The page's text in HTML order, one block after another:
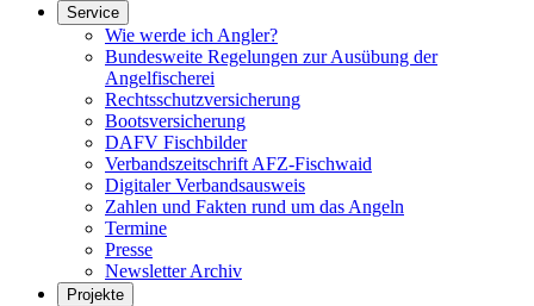
Service
Wie werde ich Angler?
Bundesweite Regelungen zur Ausübung der
Angelfischerei
Rechtsschutzversicherung
Bootsversicherung
DAFV Fischbilder
Verbandszeitschrift AFZ-Fischwaid
Digitaler Verbandsausweis
Zahlen und Fakten rund um das Angeln
Termine
Presse
Newsletter Archiv
Projekte